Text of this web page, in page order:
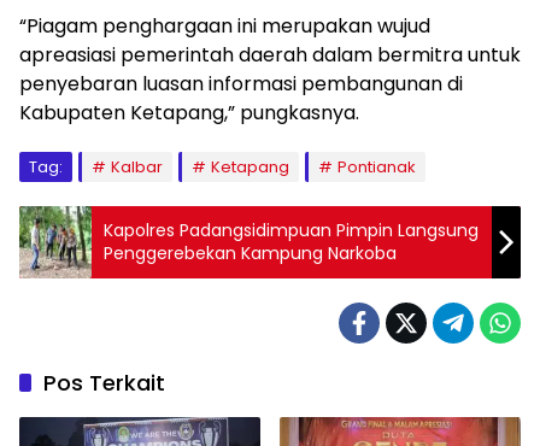
“Piagam penghargaan ini merupakan wujud
apreasiasi pemerintah daerah dalam bermitra untuk
penyebaran luasan informasi pembangunan di
Kabupaten Ketapang,” pungkasnya.
Tag: Kalbar Ketapang Pontianak
Kapolres Padangsidimpuan Pimpin Langsung
Penggerebekan Kampung Narkoba
Pos Terkait